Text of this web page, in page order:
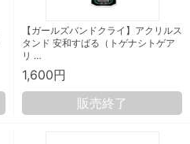
【ガールズバンドクライ】アクリルス
タンド 安和すばる（トゲナシトゲア
リ …
1,600円
販売終了